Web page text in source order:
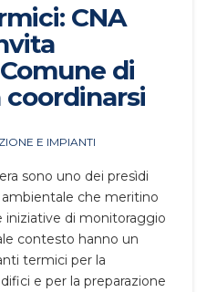
CNA
di
coordinarsi
E IMPIANTI
sono uno dei presìdi
che meritino
iniziative di monitoraggio
contesto hanno un
termici per la
e per la preparazione